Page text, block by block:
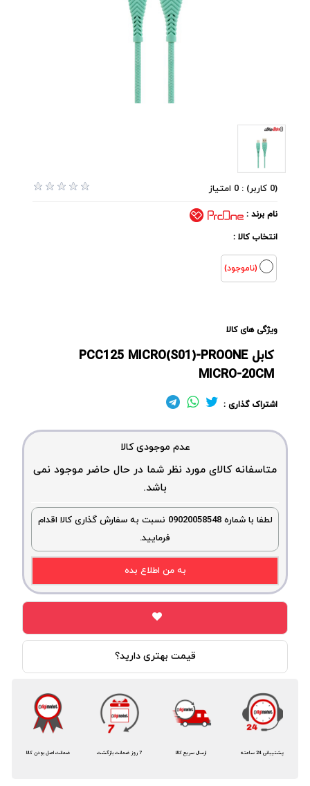
(0 کاربر) : 0 امتیاز
نام برند :
انتخاب کالا :
(ناموجود)
ویژگی های کالا
کابل PCC125 MICRO(S01)-PROONE
MICRO-20CM
اشتراک گذاری :
عدم موجودی کالا
متاسفانه کالای مورد نظر شما در حال حاضر موجود نمی
باشد.
لطفا با شماره 09020058548 نسبت به سفارش گذاری کالا اقدام
فرمایید.
به من اطلاع بده
قیمت بهتری دارید؟
ضمانت اصل بودن کالا 7 روز ضمانت بازگشت ارسال سریع کالا پشتیبانی 24 ساعته